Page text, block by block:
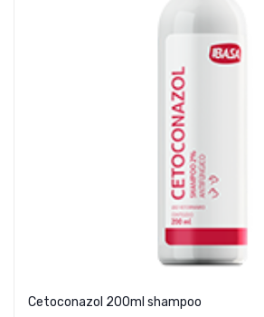
Cetoconazol 200ml shampoo